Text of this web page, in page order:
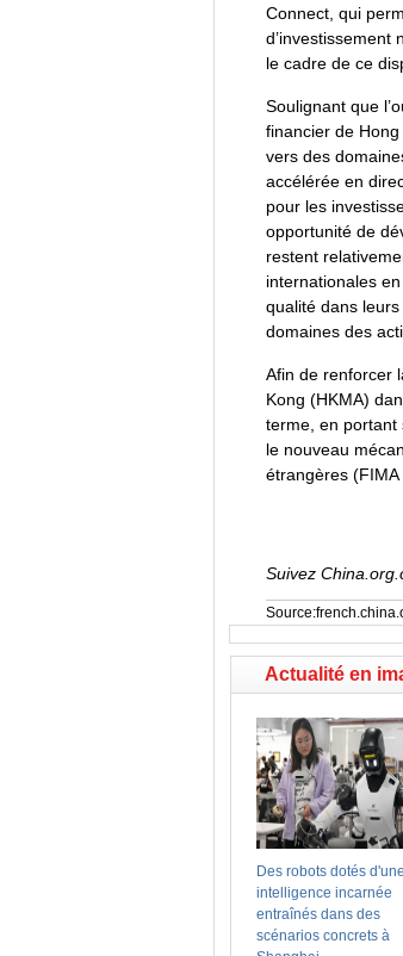
Connect, qui
d’investissement
le cadre de ce
Soulignant que
financier de
vers des
accélérée en
pour les
opportunité de
restent
internationales
qualité dans
domaines des
Afin de renforcer
Kong (HKMA)
terme, en portant
le nouveau
étrangères
Suivez